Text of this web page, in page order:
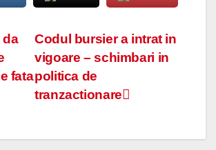
Codul bursier a intrat in
vigoare – schimbari in
politica de
tranzactionare
da
fata